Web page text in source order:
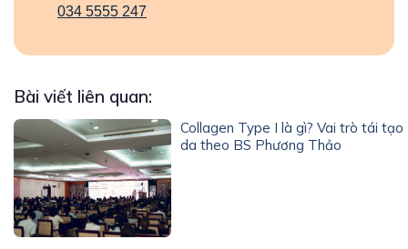
034 5555 247
Bài viết liên quan:
Collagen Type I là gì? Vai trò tái tạo
da theo BS Phương Thảo